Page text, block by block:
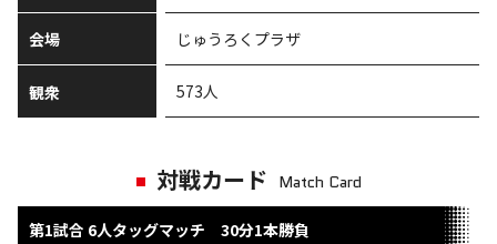
会場 じゅうろくプラザ
観衆 573人
対戦カード Match Card
第1試合 6人タッグマッチ 30分1本勝負